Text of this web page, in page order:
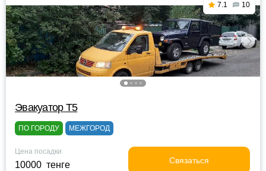
7.1 10
Эвакуатор Т5
ПО ГОРОДУ МЕЖГОРОД
Цена посадки
10000 тенге Связаться